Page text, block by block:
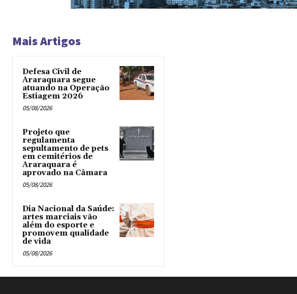
Mais Artigos
Defesa Civil de
Araraquara segue
atuando na Operação
Estiagem 2026
05/08/2026
Projeto que
regulamenta
sepultamento de pets
em cemitérios de
Araraquara é
aprovado na Câmara
05/08/2026
Dia Nacional da Saúde:
artes marciais vão
além do esporte e
promovem qualidade
de vida
05/08/2026